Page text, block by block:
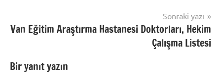
Sonraki yazı
Van Eğitim Araştırma Hastanesi Doktorları, Hekim
Çalışma Listesi
Bir yanıt yazın